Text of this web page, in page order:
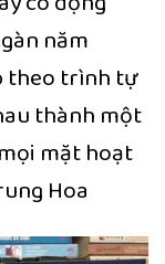
năm
theo trình tự
thành một
mặt hoạt
Hoa